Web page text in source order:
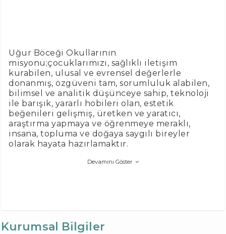
Uğur Böceği Okullarının
misyonu;çocuklarımızı, sağlıklı iletişim
kurabilen, ulusal ve evrensel değerlerle
donanmış, özgüveni tam, sorumluluk alabilen,
bilimsel ve analitik düşünceye sahip, teknoloji
ile barışık, yararlı hobileri olan, estetik
beğenileri gelişmiş, üretken ve yaratıcı,
araştırma yapmaya ve öğrenmeye meraklı,
insana, topluma ve doğaya saygılı bireyler
olarak hayata hazırlamaktır.
Devamını Göster
Kurumsal Bilgiler